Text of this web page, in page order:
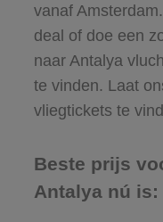
vanaf
deal of doe een
naar Antalya
te vinden. Laat
vliegtickets te
Beste prijs
Antalya nú is: